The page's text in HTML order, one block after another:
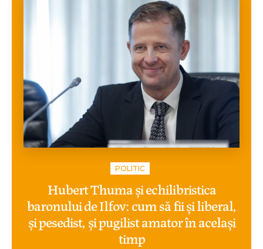
POLITIC
Hubert Thuma și echilibristica
baronului de Ilfov: cum să fii și liberal,
și pesedist, și pugilist amator în același
timp